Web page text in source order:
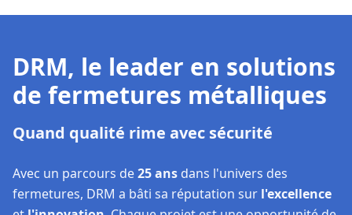
DRM, le leader en solutions
Quand qualité rime avec sécurité
Avec un parcours de25 ans
dans l'univers des
fermetures, DRM a bâti sa réputation surl'excellence
et
. Chaque projet est une opportunité de
démontrer notre
maîtrise technique
et notre
capacité à anticiper vos attentes.